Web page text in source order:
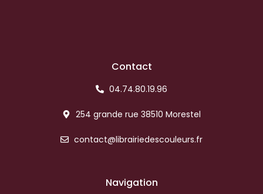
Contact
04.74.80.19.96
254 grande rue 38510 Morestel
contact@librairiedescouleurs.fr
Navigation